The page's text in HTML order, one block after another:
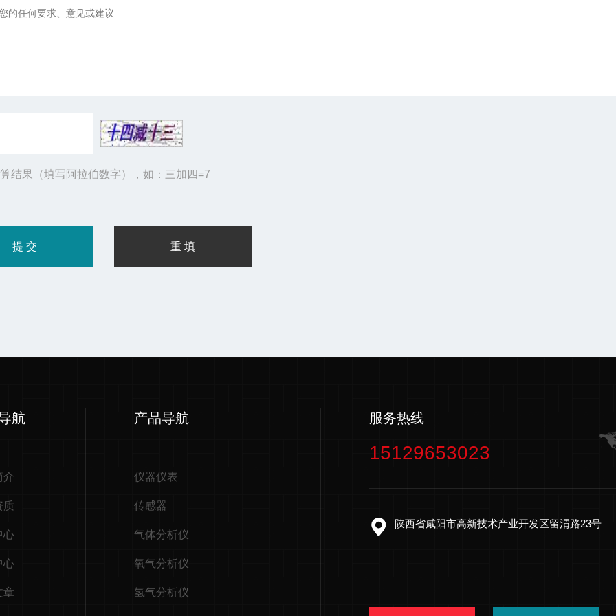
结果（填写阿拉伯数字），如：三加四=7
航
介
质
心
心
章
产品导航
仪器仪表
传感器
气体分析仪
氧气分析仪
氢气分析仪
服务热线
15129653023
陕西省咸阳市高新技术产业开发区留渭路23号